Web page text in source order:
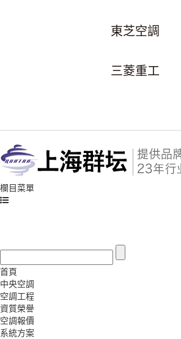
東芝空調
三菱重工
欄目菜單
首頁
中央空調
空調工程
資質榮譽
空調報價
系統方案